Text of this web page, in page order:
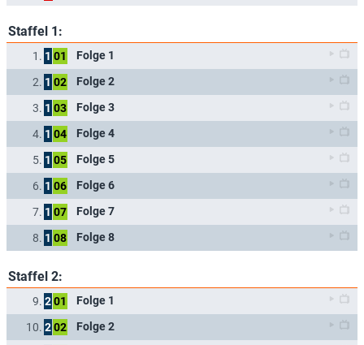
Staffel 1:
1. 1 01 Folge 1
2. 1 02 Folge 2
3. 1 03 Folge 3
4. 1 04 Folge 4
5. 1 05 Folge 5
6. 1 06 Folge 6
7. 1 07 Folge 7
8. 1 08 Folge 8
Staffel 2:
9. 201 Folge 1
10. 202 Folge 2